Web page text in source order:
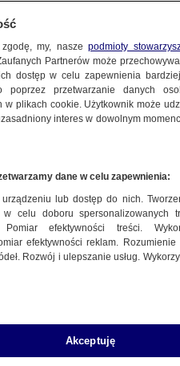
my, naszepodmioty
Partnerów może
dostęp w celu zapewnienia
poprzez przetwarzanie danych
w plikach cookie. Użytkownik może
interes w dowolnym
dane w celu zapewnienia:
lub dostęp do nich.
w celu doboru spersonalizowanych
Pomiar efektywności treści.
efektywności reklam.
Rozwój i ulepszanie usług.
Akceptuję